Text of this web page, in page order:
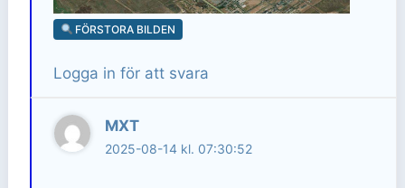
FÖRSTORA BILDEN
Logga in för att svara
MXT
2025-08-14 kl. 07:30:52